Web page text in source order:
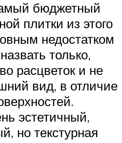
бюджетный
плитки из этого
недостатком
только,
расцветок и не
вид, в отличие
эстетичный,
но текстурная